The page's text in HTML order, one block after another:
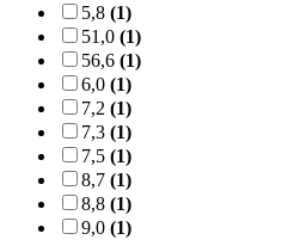
5,8 (1)
51,0 (1)
56,6 (1)
6,0 (1)
7,2 (1)
7,3 (1)
7,5 (1)
8,7 (1)
8,8 (1)
9,0 (1)